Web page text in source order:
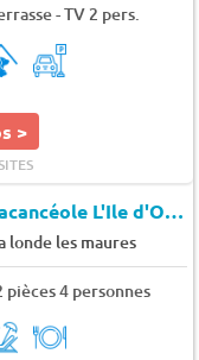
- TV 2 pers.
>
Résidence Vacancéole L'Ile d'Or
londe les maures
4 personnes